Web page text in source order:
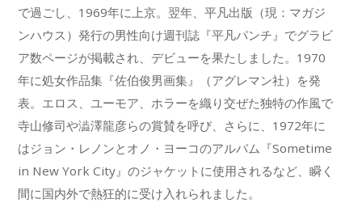
で過ごし、1969年に上京。翌年、平凡出版（現：マガジ
ンハウス）発行の男性向け週刊誌『平凡パンチ』でグラビ
ア数ページが掲載され、デビューを果たしました。1970
年に処女作品集『佐伯俊男画集』（アグレマン社）を発
表。エロス、ユーモア、ホラーを織り交ぜた独特の作風で
寺山修司や澁澤龍彦らの賞賛を呼び、さらに、1972年に
はジョン・レノンとオノ・ヨーコのアルバム『Sometime
in New York City』のジャケットに使用されるなど、瞬く
間に国内外で熱狂的に受け入れられました。